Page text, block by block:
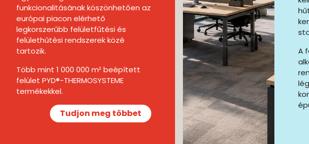
funkcionalitásának köszönhetően az
európai piacon elérhető
legkorszerűbb felületfűtési és
felülethűtési rendszerek közé
tartozik.
Több mint 1 000 000 m² beépített
felület PYD®-THERMOSYSTEME
termékekkel.
Tudjon meg többet
A